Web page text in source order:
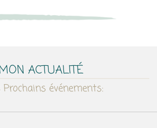
ACTUALITÉ
Prochains événements: